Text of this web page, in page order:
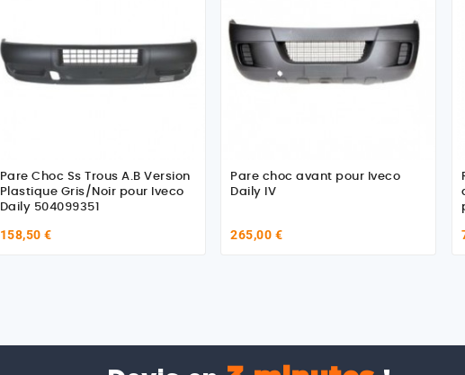
Pare Choc Ss Trous A.B Version
Plastique Gris/Noir pour Iveco
Daily 504099351
158,50 €
Pare choc avant pour Iveco
Daily IV
265,00 €